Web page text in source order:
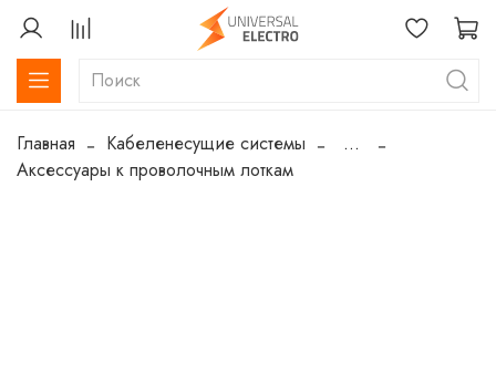
Главная Кабеленесущие системы
...
Аксессуары к проволочным лоткам